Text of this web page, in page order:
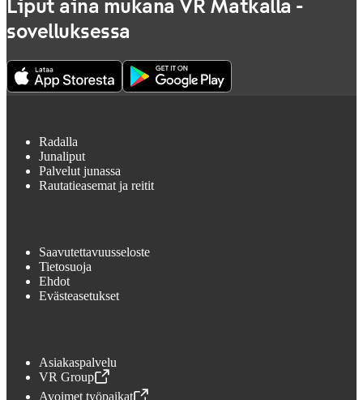
Liput aina mukana VR Matkalla -
sovelluksessa
Radalla
Junaliput
Palvelut junassa
Rautatieasemat ja reitit
Saavutettavuusseloste
Tietosuoja
Ehdot
Evästeasetukset
Asiakaspalvelu
VR Group
,Avataan uudessa välilehdessä
Avoimet työpaikat
,Avataan uudessa välilehdessä